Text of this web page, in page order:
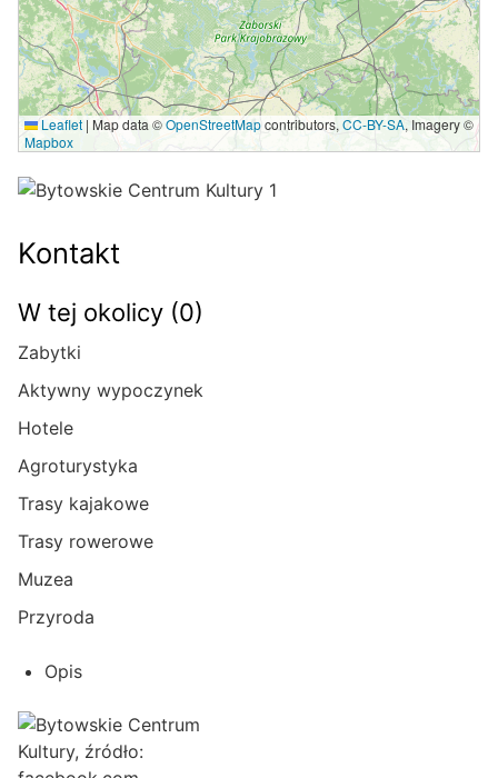
Leaflet | Map data ©OpenStreetMapcontributors, CC-BY-SA, Imagery ©
Mapbox
Kontakt
W tej okolicy (0)
Zabytki
Aktywny wypoczynek
Hotele
Agroturystyka
Trasy kajakowe
Trasy rowerowe
Muzea
Przyroda
Opis